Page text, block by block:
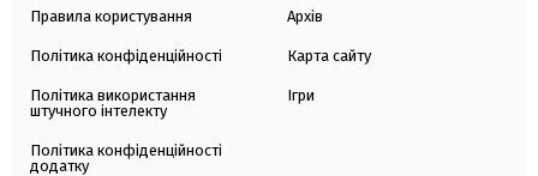
Правила користування
Політика конфіденційності
Політика використання
штучного інтелекту
Політика конфіденційності
додатку
Архів
Карта сайту
Ігри